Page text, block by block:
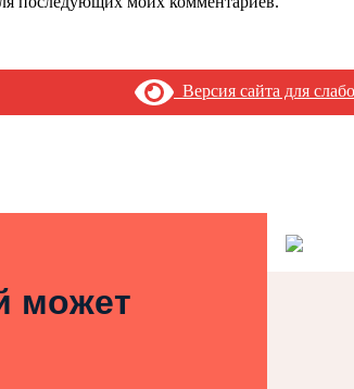
Версия сайта для
может